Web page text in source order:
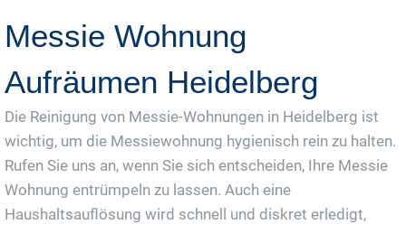
Messie Wohnung
Aufräumen Heidelberg
Die Reinigung von Messie-Wohnungen in Heidelberg ist
wichtig, um die Messiewohnung hygienisch rein zu halten.
Rufen Sie uns an, wenn Sie sich entscheiden, Ihre Messie
Wohnung entrümpeln zu lassen. Auch eine
Haushaltsauflösung wird schnell und diskret erledigt,